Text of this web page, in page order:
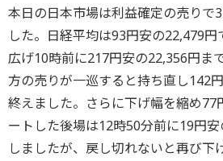
本日の日本市場は利益確定の売りで
した。日経平均は93円安の22,479
広げ10時前に217円安の22,356円ま
方の売りが一巡すると持ち直し142
終えました。さらに下げ幅を縮め77
ートした後場は12時50分前に19円
しましたが、戻し切れないと再び下